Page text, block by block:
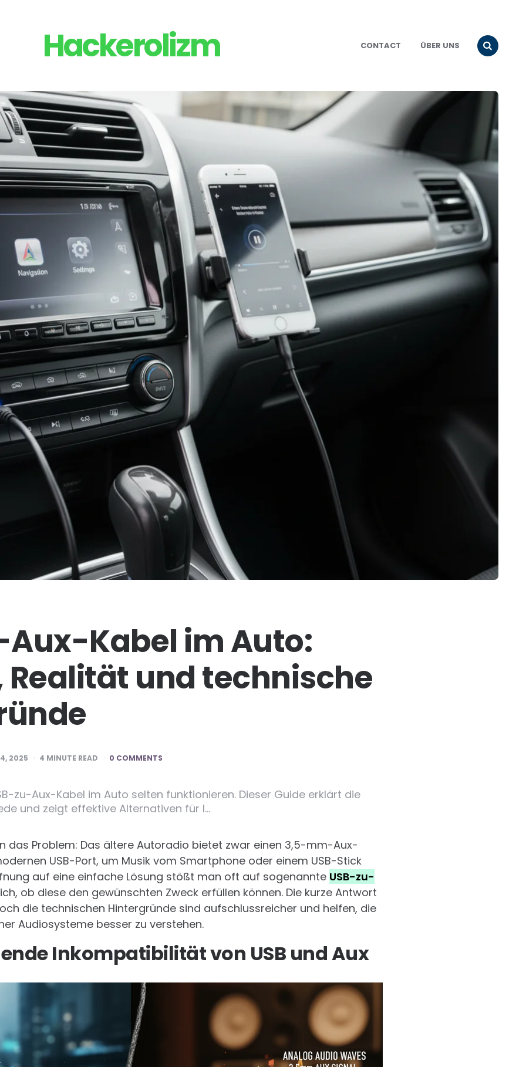
Hackerolizm CONTACT ÜBER UNS
Aux-Kabel im Auto:
Realität und technische
2025 4 MINUTE READ 0 COMMENTS
zu-Aux-Kabel im Auto selten funktionieren. Dieser Guide erklärt die
und zeigt effektive Alternativen für I…
das Problem: Das ältere Autoradio bietet zwar einen 3,5-mm-Aux-
USB-Port, um Musik vom Smartphone oder einem USB-Stick
auf eine einfache Lösung stößt man oft auf sogenannte USB-zu-
ob diese den gewünschten Zweck erfüllen können. Die kurze Antwort
die technischen Hintergründe sind aufschlussreicher und helfen, die
Audiosysteme besser zu verstehen.
Inkompatibilität von USB und Aux